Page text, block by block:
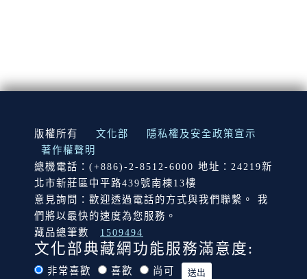
:::
版權所有 文化部
隱私權及安全政策宣示
著作權聲明
總機電話：(+886)-2-8512-6000 地址：24219新
北市新莊區中平路439號南棟13樓
意見詢問：歡迎透過電話的方式與我們聯繫。 我
們將以最快的速度為您服務。
藏品總筆數
1509494
文化部典藏網功能服務滿意度:
非常喜歡 喜歡 尚可